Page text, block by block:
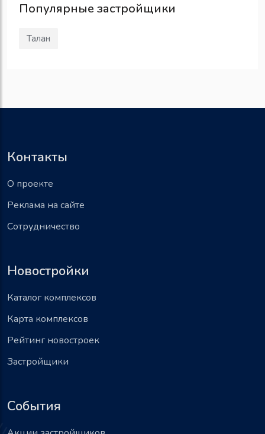
Популярные застройщики
Талан
Контакты
О проекте
Реклама на сайте
Сотрудничество
Новостройки
Каталог комплексов
Карта комплексов
Рейтинг новостроек
Застройщики
События